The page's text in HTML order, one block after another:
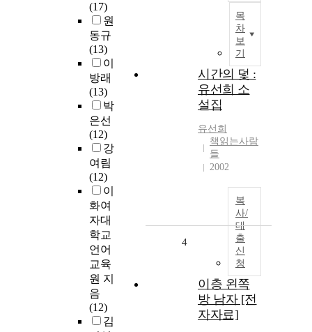
(17)
원
동규
(13)
이
방래
(13)
박
은선
(12)
강
여림
(12)
이
화여
자대
학교
언어
교육
원 지
음
(12)
김
목
차
보
기
시간의 덫 :
유선희 소
설집
유선희
책읽는사람
들
2002
복
사/
대
출
신
청
4
이층 왼쪽
방 남자 [전
자자료]